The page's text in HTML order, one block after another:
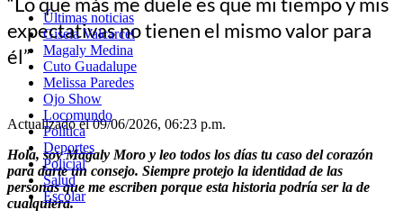
Últimas noticias
Gisela Valcarcel
Magaly Medina
Cuto Guadalupe
Melissa Paredes
Ojo Show
Locomundo
Política
Deportes
Policial
Salud
Escolar
expectativas no tienen el mismo valor para
él”
Actualizado el 09/06/2026, 06:23 p.m.
Hola, soy Magaly Moro y leo todos los días tu caso del corazón
para darte un consejo. Siempre protejo la identidad de las
personas que me escriben porque esta historia podría ser la de
cualquiera.